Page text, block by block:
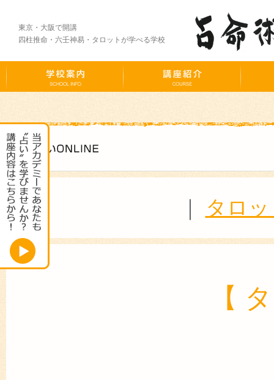
東京・大阪で開講
四柱推命・六壬神易・タロットが学べる学校
｜ タロ
【